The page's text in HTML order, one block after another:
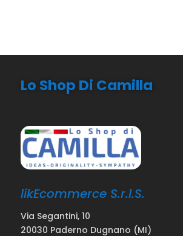
Lo Shop Di Camilla
likEcommerce S.r.l.S.
Via Segantini, 10
20030 Paderno Dugnano (MI)